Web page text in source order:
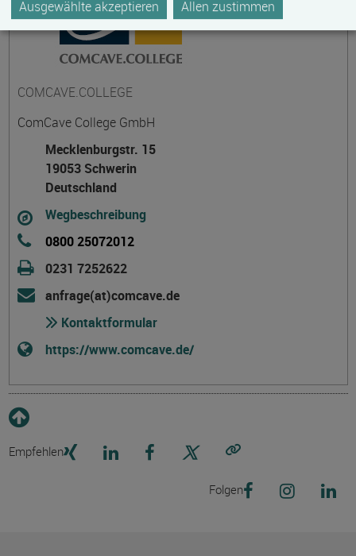
COMCAVE.COLLEGE
ComCave College GmbH
Mecklenburgstr. 15
19053 Schwerin
Deutschland
Wegbeschreibung
0800 25072012
0231 7252622
anfrage(at)comcave.de
Kontaktformular
https://www.comcave.de/
Empfehlen
Folgen
Ausgewählte akzeptieren Allen zustimmen